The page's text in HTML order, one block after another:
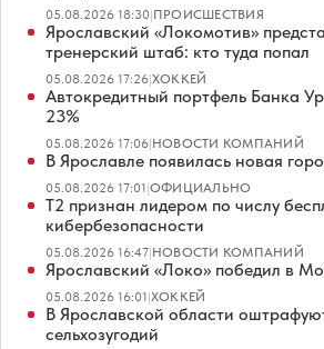
05.08.2026 18:30|ПРОИСШЕСТВИЯ
Ярославский «Локомотив»
тренерский штаб: кто туда попал
05.08.2026 17:26|ХОККЕЙ
Автокредитный портфель Банка
23%
05.08.2026 17:06|НОВОСТИ КОМПАНИЙ
В Ярославле появилась новая
05.08.2026 17:01|ОФИЦИАЛЬНО
Т2 признан лидером по числу
кибербезопасности
05.08.2026 16:47|НОВОСТИ КОМПАНИЙ
Ярославский «Локо» победил в
05.08.2026 16:01|ХОККЕЙ
В Ярославской области
сельхозугодий